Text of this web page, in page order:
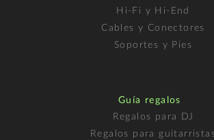
Hi-Fi y Hi-End
Cables y Conectores
Soportes y Pies
Guía regalos
Regalos para DJ
Regalos para guitarristas